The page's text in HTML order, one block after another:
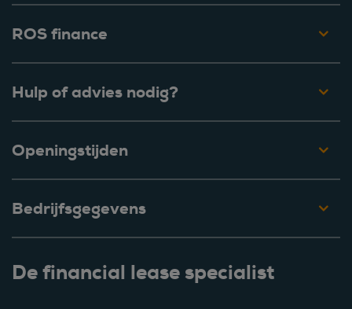
ROS finance
Hulp of advies nodig?
Openingstijden
Bedrijfsgegevens
De financial lease specialist